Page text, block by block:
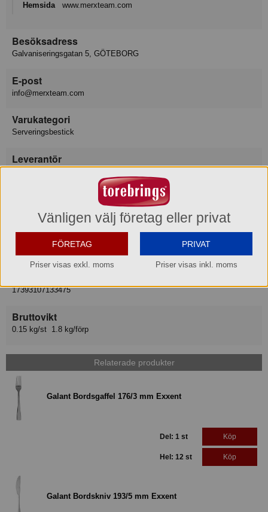
Hemsida
www.merxteam.com
Besöksadress
Galvaniseringsgatan 5, GÖTEBORG
E-post
info@merxteam.com
Varukategori
Serveringsbestick
Leverantör
EAN del förp
17393107133475
Bruttovikt
0.15 kg/st 1.8 kg/förp
Relaterade produkter
Galant Bordsgaffel 176/3 mm Exxent
Del: 1 st Köp
Hel: 12 st Köp
Galant Bordskniv 193/5 mm Exxent
Vänligen välj företag eller privat
FÖRETAG
Priser visas exkl. moms
PRIVAT
Priser visas inkl. moms